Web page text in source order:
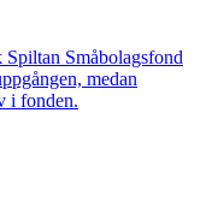
Småbolagsfond
medan
i fonden.